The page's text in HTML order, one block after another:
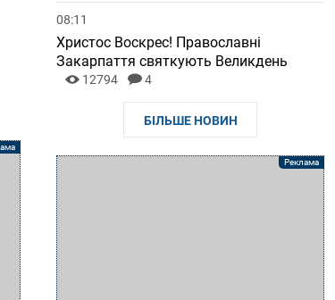
08:11
Христос Воскрес! Православні
Закарпаття святкують Великдень
12794 4
БІЛЬШЕ НОВИН